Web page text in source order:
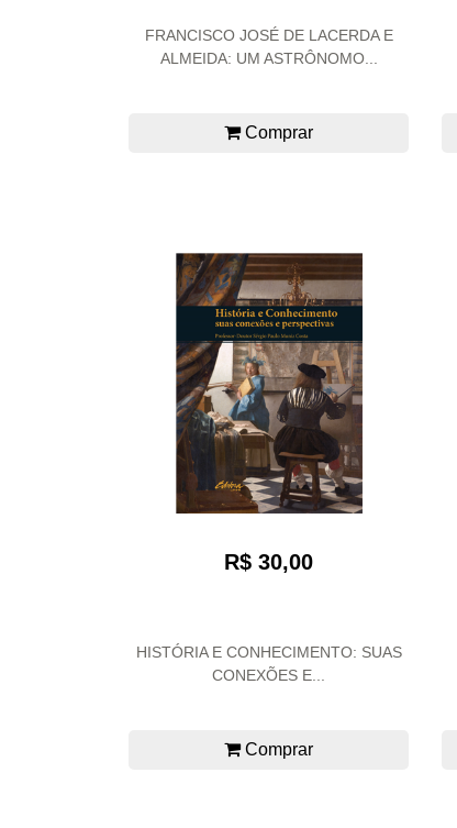
FRANCISCO JOSÉ DE LACERDA E
ALMEIDA: UM ASTRÔNOMO...
Comprar
R$ 30,00
HISTÓRIA E CONHECIMENTO: SUAS
CONEXÕES E...
Comprar